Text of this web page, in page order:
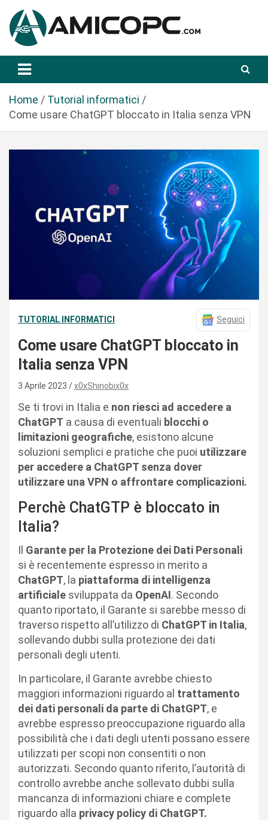
a
Amicopc.com
Home
Tutorial informatici
Come usare ChatGPT bloccato in Italia senza VPN
TUTORIAL INFORMATICI Seguici
Come usare ChatGPT bloccato in
Italia senza VPN
3 Aprile 2023 x0xShinobix0x
Se ti trovi in Italia e non riesci ad accedere a
ChatGPT a causa di eventuali blocchi o
limitazioni geografiche, esistono alcune
soluzioni semplici e pratiche che puoi utilizzare
per accedere a ChatGPT senza dover
utilizzare una VPN o affrontare complicazioni.
Perchè ChatGTP è bloccato in
Italia?
Il Garante per la Protezione dei Dati Personali
si è recentemente espresso in merito a
ChatGPT, la piattaforma di intelligenza
artificiale sviluppata da OpenAI. Secondo
quanto riportato, il Garante si sarebbe messo di
traverso rispetto all’utilizzo di ChatGPT in Italia,
sollevando dubbi sulla protezione dei dati
personali degli utenti.
In particolare, il Garante avrebbe chiesto
maggiori informazioni riguardo al trattamento
dei dati personali da parte di ChatGPT, e
avrebbe espresso preoccupazione riguardo alla
possibilità che i dati degli utenti possano essere
utilizzati per scopi non consentiti o non
autorizzati. Secondo quanto riferito, l’autorità di
controllo avrebbe anche sollevato dubbi sulla
mancanza di informazioni chiare e complete
riguardo alla privacy policy di ChatGPT.